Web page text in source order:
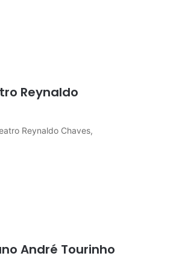
Reynaldo
Reynaldo Chaves,
André Tourinho